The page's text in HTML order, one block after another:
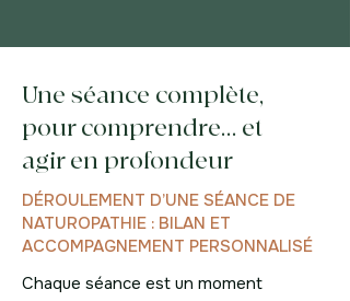
Une séance complète,
pour comprendre… et
agir en profondeur
DÉROULEMENT D’UNE SÉANCE DE
NATUROPATHIE : BILAN ET
ACCOMPAGNEMENT PERSONNALISÉ
Chaque séance est un moment